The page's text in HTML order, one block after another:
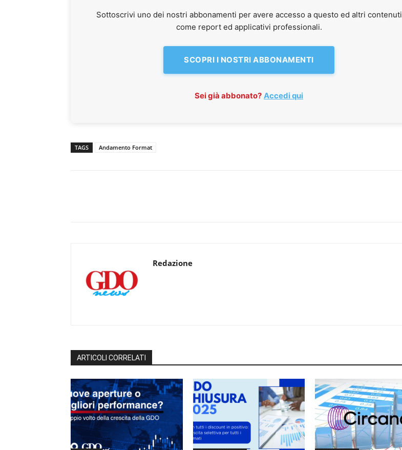
Sottoscrivi uno dei nostri abbonamenti per avere accesso a questo ed altri contenuti
come report ed applicativi professionali.
SCOPRI I NOSTRI ABBONAMENTI
Sei già abbonato? Accedi qui
TAGS Andamento Format
Redazione
ARTICOLI CORRELATI